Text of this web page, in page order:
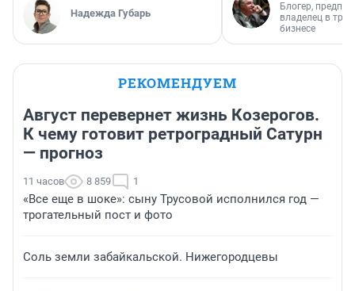
Надежда Губарь
Блогер,
владелец в
бизнесе
РЕКОМЕНДУЕМ
Август перевернет жизнь Козерогов.
К чему готовит ретроградный Сатурн
— прогноз
11 часов 8 859 1
«Все еще в шоке»: сыну Трусовой исполнился год —
трогательный пост и фото
Соль земли забайкальской. Нижегородцевы